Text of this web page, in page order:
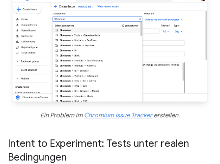
Ein Problem imChromium Issue Trackererstellen.
Intent to Experiment: Tests unter realen
Bedingungen